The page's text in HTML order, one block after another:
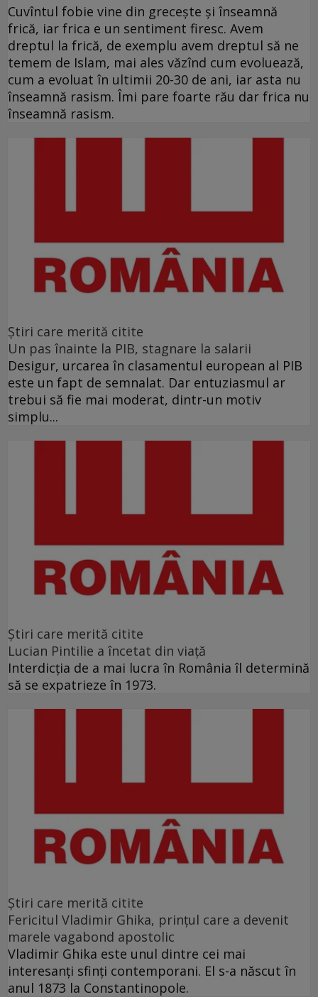
Cuvîntul fobie vine din grecește și înseamnă
frică, iar frica e un sentiment firesc. Avem
dreptul la frică, de exemplu avem dreptul să ne
temem de Islam, mai ales văzînd cum evoluează,
cum a evoluat în ultimii 20-30 de ani, iar asta nu
înseamnă rasism. Îmi pare foarte rău dar frica nu
înseamnă rasism.
Ştiri care merită citite
Un pas înainte la PIB, stagnare la salarii
Desigur, urcarea în clasamentul european al PIB
este un fapt de semnalat. Dar entuziasmul ar
trebui să fie mai moderat, dintr-un motiv
simplu...
Ştiri care merită citite
Lucian Pintilie a încetat din viață
Interdicţia de a mai lucra în România îl determină
să se expatrieze în 1973.
Ştiri care merită citite
Fericitul Vladimir Ghika, prințul care a devenit
marele vagabond apostolic
Vladimir Ghika este unul dintre cei mai
interesanți sfinți contemporani. El s-a născut în
anul 1873 la Constantinopole.